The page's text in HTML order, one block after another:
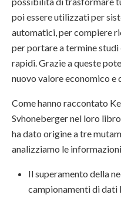
poi essere utilizzati per
automatici, per compiere
per portare a termine
rapidi. Grazie a queste
nuovo valore economico e
Come hanno raccontato
Svhoneberger nel loro libro
ha dato origine a tre
analizziamo le
Il superamento della
campionamenti di